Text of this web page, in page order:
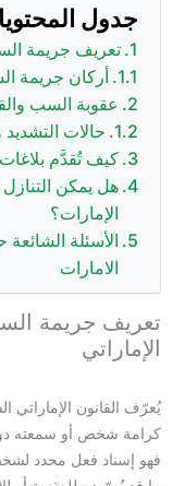
جدول
تعريف جريمة
أركان جريمة
عقوبة السب
حالات
كيف تُقدَّم
هل يمكن
الإمارات؟
الأسئلة
الامارات
تعريف جريمة
الإماراتي
يُعرّف القانون الإماراتي
كرامة شخص أو سمعته دون
فهو إسناد فعل محدد